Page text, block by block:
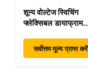
शून्य वोल्टेज स्विचिंग
फ्लेक्सिबल डायाफ्राम
हाई स्पीड
सर्वोत्तम मूल्य प्राप्त करें